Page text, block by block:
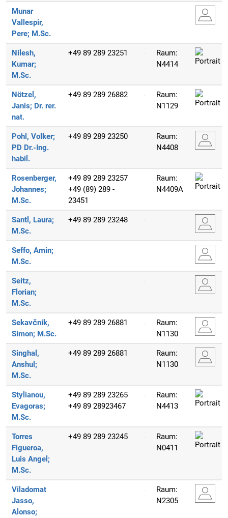
Munar
Vallespir,
Pere; M.Sc.
Nilesh,
Kumar;
M.Sc.
+49 89 289 23251
Raum:
N4414
Nötzel,
Janis; Dr. rer.
nat.
+49 89 289 26882
Raum:
N1129
Pohl, Volker;
PD Dr.-Ing.
habil.
+49 89 289 23250
Raum:
N4408
Rosenberger,
Johannes;
M.Sc.
+49 89 289 23257
+49 (89) 289 -
23451
Raum:
N4409A
Santl, Laura;
M.Sc.
+49 89 289 23248
Seffo, Amin;
M.Sc.
Seitz,
Florian;
M.Sc.
Sekavčnik,
Simon; M.Sc.
+49 89 289 26881
Raum:
N1130
Singhal,
Anshul;
M.Sc.
+49 89 289 26881
Raum:
N1130
Stylianou,
Evagoras;
M.Sc.
+49 89 289 23265
+49 89 28923467
Raum:
N4413
Torres
Figueroa,
Luis Angel;
M.Sc.
+49 89 289 23245
Raum:
N0411
Viladomat
Jasso,
Alonso;
Raum:
N2305